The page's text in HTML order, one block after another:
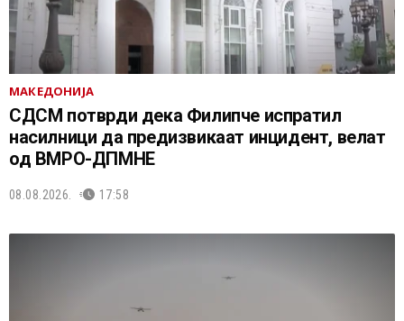
МАКЕДОНИЈА
СДСМ потврди дека Филипче испратил
насилници да предизвикаат инцидент, велат
од ВМРО-ДПМНЕ
08.08.2026. 17:58